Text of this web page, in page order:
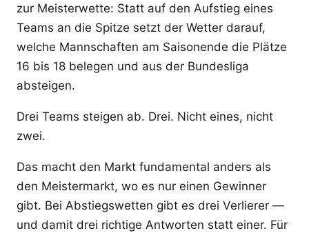
zur Meisterwette: Statt auf den Aufstieg eines
Teams an die Spitze setzt der Wetter darauf,
welche Mannschaften am Saisonende die Plätze
16 bis 18 belegen und aus der Bundesliga
absteigen.
Drei Teams steigen ab. Drei. Nicht eines, nicht
zwei.
Das macht den Markt fundamental anders als
den Meistermarkt, wo es nur einen Gewinner
gibt. Bei Abstiegswetten gibt es drei Verlierer —
und damit drei richtige Antworten statt einer. Für